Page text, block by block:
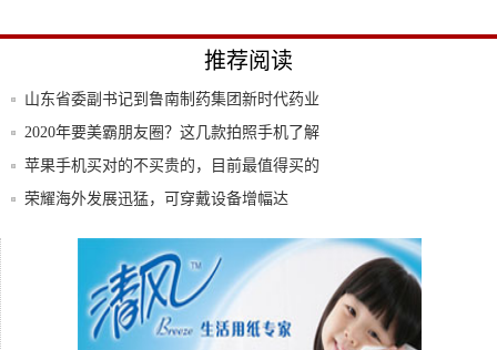
推荐阅读
山东省委副书记到鲁南制药集团新时代药业
调研
2020年要美霸朋友圈？这几款拍照手机了解
下
苹果手机买对的不买贵的，目前最值得买的
就这三
荣耀海外发展迅猛，可穿戴设备增幅达
苹果手机别乱买，这3款iPhone公认好评！